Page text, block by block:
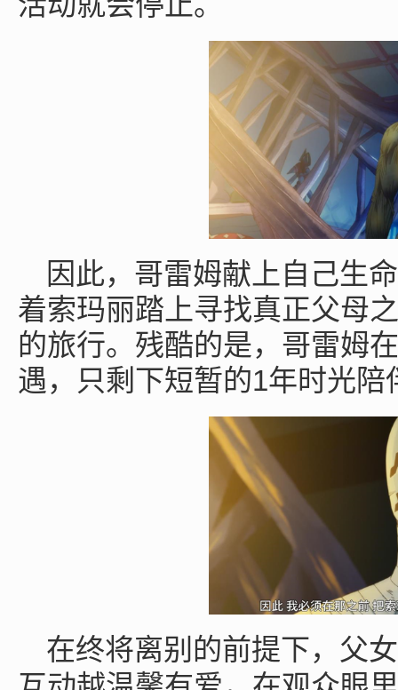
因此，哥雷姆献上自己生
着索玛丽踏上寻找真正父母
的旅行。残酷的是，哥雷姆
遇，只剩下短暂的1年时光陪
在终将离别的前提下，父